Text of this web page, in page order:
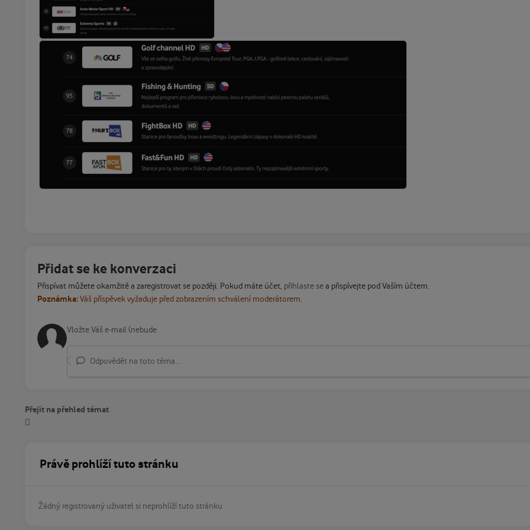
Přidat se ke konverzaci
Přispívat můžete okamžitě a zaregistrovat se později. Pokud máte účet, přihlaste sea přispívejte pod Vaším účtem.
Poznámka:Váš příspěvek vyžaduje před zobrazením schválení moderátorem.
Odpovědět na toto téma...
Přejít na přehled témat
Právě prohlíží tuto stránku
Žádný registrovaný uživatel si neprohlíží tuto stránku